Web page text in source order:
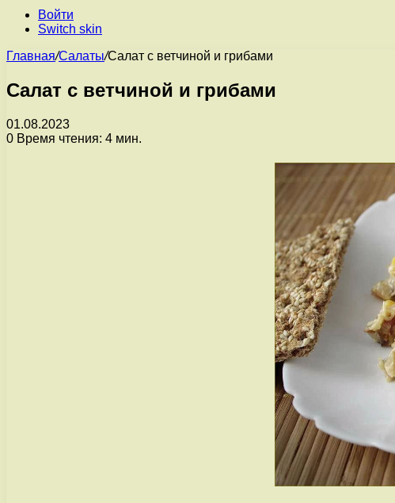
Войти
Switch skin
Главная/Салаты/Салат с ветчиной и грибами
Салат с ветчиной и грибами
01.08.2023
0 Время чтения: 4 мин.